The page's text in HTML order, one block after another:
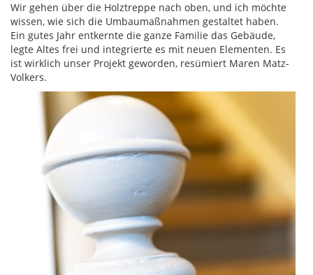
Wir gehen über die Holztreppe nach oben, und ich möchte
wissen, wie sich die Umbaumaßnahmen gestaltet haben.
Ein gutes Jahr entkernte die ganze Familie das Gebäude,
legte Altes frei und integrierte es mit neuen Elementen. Es
ist wirklich unser Projekt geworden, resümiert Maren Matz-
Volkers.